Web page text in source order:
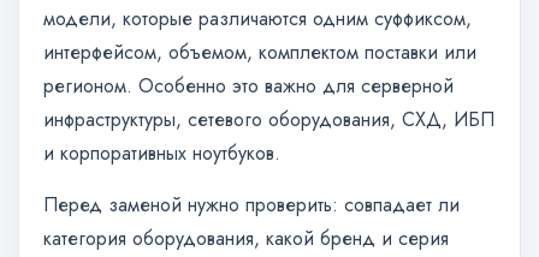
модели, которые различаются одним суффиксом,
интерфейсом, объемом, комплектом поставки или
регионом. Особенно это важно для серверной
инфраструктуры, сетевого оборудования, СХД, ИБП
и корпоративных ноутбуков.
Перед заменой нужно проверить: совпадает ли
категория оборудования, какой бренд и серия